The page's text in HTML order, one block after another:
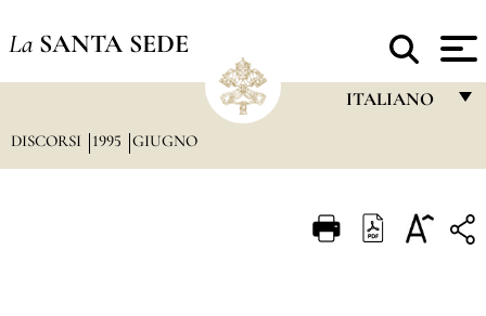
La SANTA SEDE
ITALIANO
ITALIANO
DISCORSI 1995 GIUGNO